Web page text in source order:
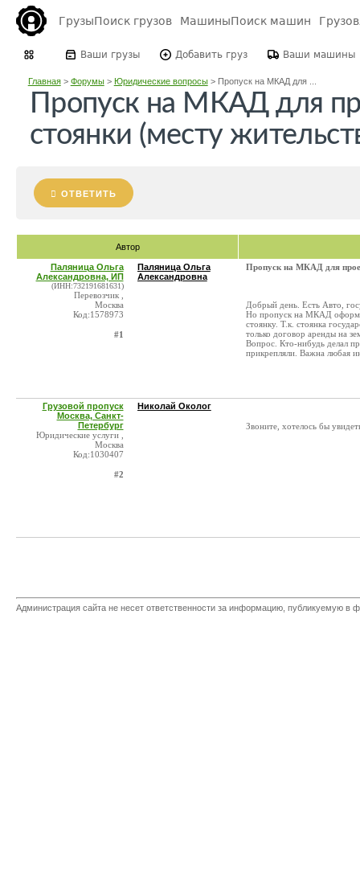
ГрузыПоиск грузов МашиныПоиск машин
Ваши грузы Добавить груз Ваши машины
Главная> Форумы> Юридические вопросы> Пропуск на МКАД для ...
Пропуск на МКАД для
стоянки (месту
ОТВЕТИТЬ
Автор
Паляница Ольга
Александровна, ИП
(ИНН:732191681631)
Перевозчик ,
Москва
Код:1578973
#1
Паляница Ольга
Александровна
Пропуск на МКАД для
Добрый день. Есть Авто,
Но пропуск на МКАД
стоянку. Т.к. стоянка
только договор аренды на
Вопрос. Кто-нибудь делал
прикрепляли. Важна любая
Грузовой пропуск
Москва, Санкт-
Петербург
Юридические услуги ,
Москва
Код:1030407
#2
Николай Околог
Звоните, хотелось бы
Администрация сайта не несет ответственности за информацию, публикуемую